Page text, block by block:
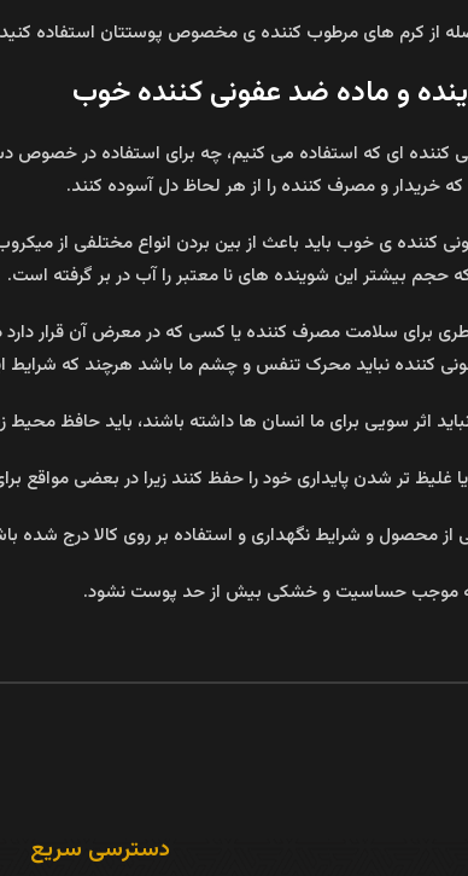
از کرم های مرطوب کننده ی مخصوص پوستتان استفاده
و ماده ضد عفونی کننده خوب
کننده ای که استفاده می کنیم، چه برای استفاده در
خریدار و مصرف کننده را از هر لحاظ دل آسوده کنند.
کننده ی خوب باید باعث از بین بردن انواع مختلفی از
حجم بیشتر این شوینده های نا معتبر را آب در بر گرفته است.
برای سلامت مصرف کننده یا کسی که در معرض آن قرار دارد
کننده نباید محرک تنفس و چشم ما باشد هرچند که شرایط
اثر سویی برای ما انسان ها داشته باشند، باید حافظ
غلیظ تر شدن پایداری خود را حفظ کنند زیرا در بعضی مواقع
محصول و شرایط نگهداری و استفاده بر روی کالا درج شده
که موجب حساسیت و خشکی بیش از حد پوست نشود.
دسترسی سریع